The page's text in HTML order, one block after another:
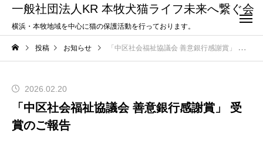
一般社団法人KR 本牧犬猫ライフ未来へ繋ぐ会
横浜・本牧地域を中心に猫の保護活動を行っております。
投稿 お知らせ 「中区社会福祉協議会 善意銀行感謝賞」 受賞のご報告
2026.02.20
「中区社会福祉協議会 善意銀行感謝賞」 受
賞のご報告